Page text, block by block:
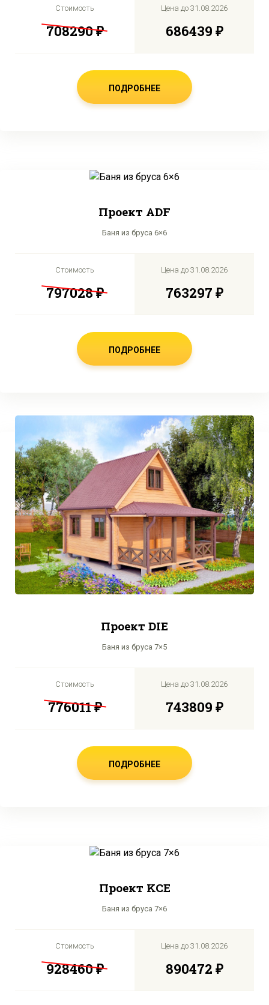
Стоимость
708290 ₽
Цена до 31.08.2026
686439 ₽
ПОДРОБНЕЕ
Проект ADF
Баня из бруса 6×6
Стоимость
797028 ₽
Цена до 31.08.2026
763297 ₽
ПОДРОБНЕЕ
Проект DIE
Баня из бруса 7×5
Стоимость
776011 ₽
Цена до 31.08.2026
743809 ₽
ПОДРОБНЕЕ
Проект KCE
Баня из бруса 7×6
Стоимость
928460 ₽
Цена до 31.08.2026
890472 ₽